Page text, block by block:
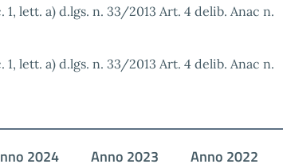
1, lett. a) d.lgs. n. 33/2013 Art. 4 delib. Anac n.
1, lett. a) d.lgs. n. 33/2013 Art. 4 delib. Anac n.
2024 Anno 2023 Anno 2022